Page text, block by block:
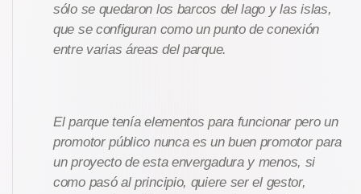
sólo se quedaron los barcos del lago y las islas,
que se configuran como un punto de conexión
entre varias áreas del parque.
El parque tenía elementos para funcionar pero un
promotor público nunca es un buen promotor para
un proyecto de esta envergadura y menos, si
como pasó al principio, quiere ser el gestor,